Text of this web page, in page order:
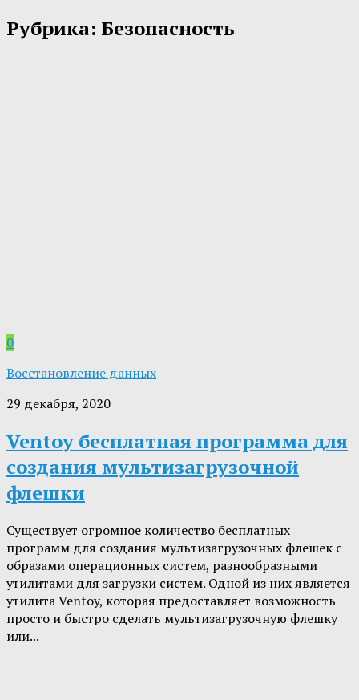
Рубрика: Безопасность
0
Восстановление данных
29 декабря, 2020
Ventoy бесплатная программа для
создания мультизагрузочной
флешки
Существует огромное количество бесплатных
программ для создания мультизагрузочных флешек с
образами операционных систем, разнообразными
утилитами для загрузки систем. Одной из них является
утилита Ventoy, которая предоставляет возможность
просто и быстро сделать мультизагрузочную флешку
или...